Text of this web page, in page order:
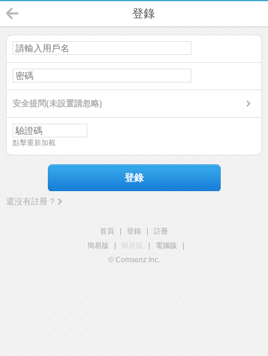
登錄
安全提問(未設置請忽略)
點擊重新加載
登錄
還沒有註冊？
首頁 登錄
註冊
簡易版
觸屏版 電腦版
© Comsenz Inc.